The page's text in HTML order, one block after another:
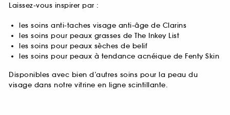
Laissez-vous inspirer par :
les soins anti-taches visage anti-âge de Clarins
les soins pour peaux grasses de The Inkey List
les soins pour peaux sèches de belif
les soins pour peaux à tendance acnéique de Fenty Skin
Disponibles avec bien d’autres soins pour la peau du
visage dans notre vitrine en ligne scintillante.